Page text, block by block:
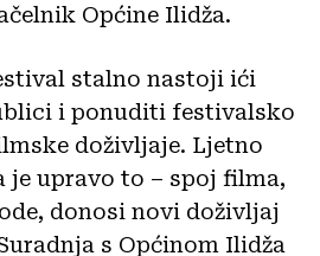
Općine Ilidža.
stalno nastoji ići
i ponuditi festivalsko
doživljaje. Ljetno
upravo to – spoj filma,
donosi novi doživljaj
s Općinom Ilidža